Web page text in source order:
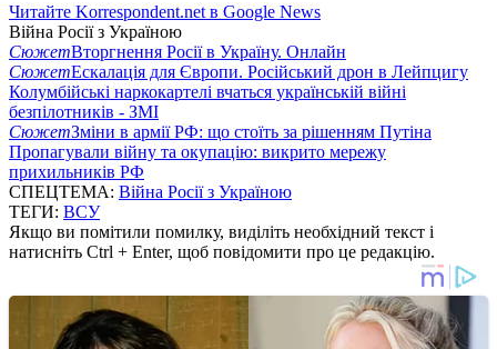
Читайте Korrespondent.net в Google News
Війна Росії з Україною
СюжетВторгнення Росії в Україну. Онлайн
СюжетЕскалація для Європи. Російський дрон в Лейпцигу
Колумбійські наркокартелі вчаться українській війні
безпілотників - ЗМІ
СюжетЗміни в армії РФ: що стоїть за рішенням Путіна
Пропагували війну та окупацію: викрито мережу
прихильників РФ
СПЕЦТЕМА: Війна Росії з Україною
ТЕГИ: ВСУ
Якщо ви помітили помилку, виділіть необхідний текст і
натисніть Ctrl + Enter, щоб повідомити про це редакцію.